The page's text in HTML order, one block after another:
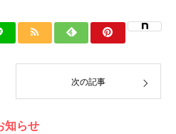
次の記事
知らせ